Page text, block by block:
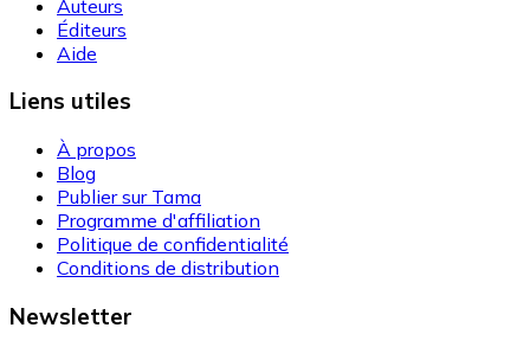
Auteurs
Éditeurs
Aide
Liens utiles
À propos
Blog
Publier sur Tama
Programme d'affiliation
Politique de confidentialité
Conditions de distribution
Newsletter